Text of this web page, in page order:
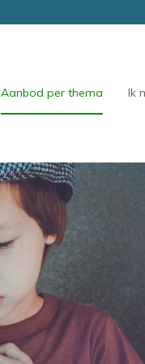
Aanbod per thema Ik